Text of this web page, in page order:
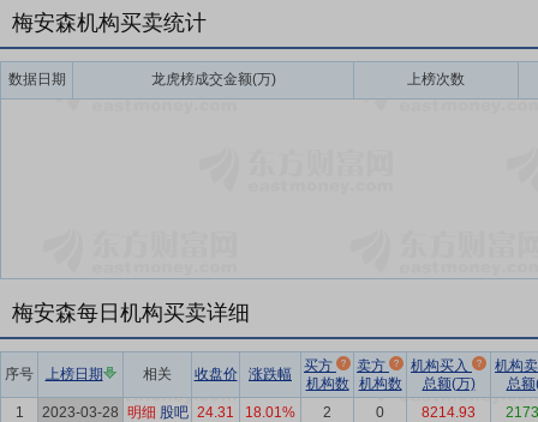
梅安森机构买卖统计
数据日期 龙虎榜成交金额(万) 上榜次数
梅安森每日机构买卖详细
序号 上榜日期 相关 收盘价 涨跌幅
买方
机构数
卖方
机构数
机构买入
总额(万)
机构
总
1
2023-03-28 明细 股吧 24.31 18.01% 2 0 8214.93